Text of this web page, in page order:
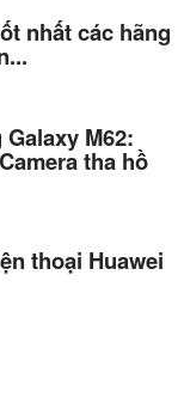
nhất các hãng
M62:
tha hồ
thoại Huawei